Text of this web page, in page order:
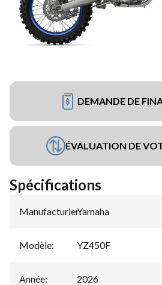
DEMANDE DE
ÉVALUATION DE
Spécifications
Manufacturier:
Yamaha
Modèle: YZ450F
Année: 2026